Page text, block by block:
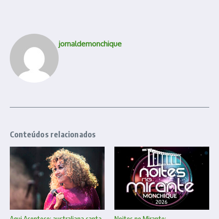
jornaldemonchique
Conteúdos relacionados